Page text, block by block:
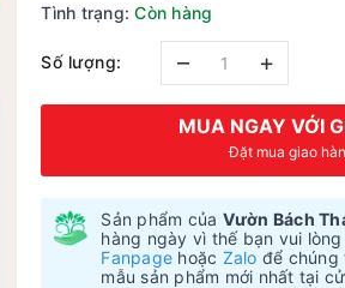
Tình trạng: Còn hàng
Số lượng: – +
MUA NGAY VỚI
Đặt mua giao
Sản phẩm của Vườn Bách
hàng ngày vì thế bạn vui
Fanpage hoặc Zalo để chúng
mẫu sản phẩm mới nhất tại